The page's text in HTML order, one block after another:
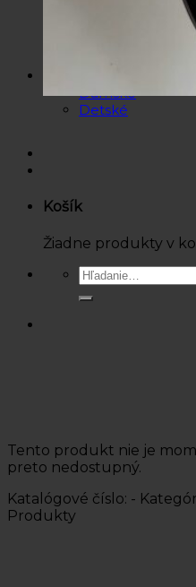
Dámske
Detské
Košík
Žiadne produkty v
Hľadať:
Tento produkt nie je
preto nedostupný.
Katalógové číslo: -
Produkty